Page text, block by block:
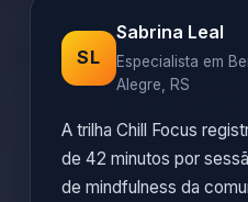
SL
Sabrina Leal
Especialista em
Alegre, RS
A trilha Chill Focus
de 42 minutos por
de mindfulness da